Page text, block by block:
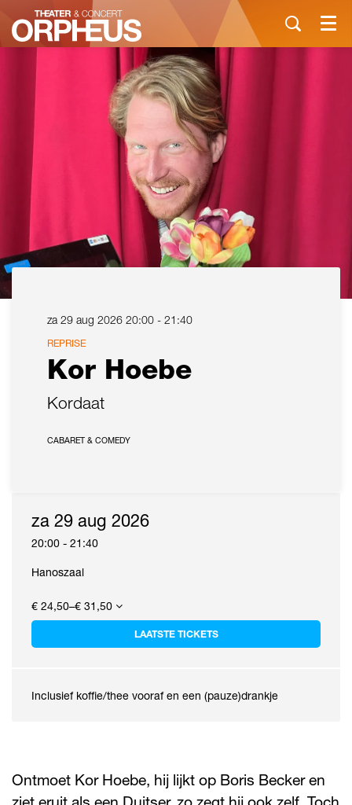
Menu
Kor Hoebe
Kordaat
REPRISE
za 29 aug 2026 20:00 - 21:40
CABARET & COMEDY
za 29 aug 2026
20:00 - 21:40
Hanoszaal
€ 24,50–€ 31,50
LAATSTE TICKETS
Inclusief koffie/thee vooraf en een (pauze)drankje
Ontmoet Kor Hoebe, hij lijkt op Boris Becker en